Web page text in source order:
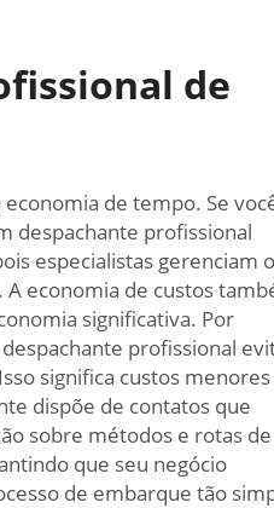
de
de tempo. Se
despachante profissional
especialistas gerenciam
economia de custos
significativa. Por
profissional
significa custos menores
dispõe de contatos que
sobre métodos e rotas de
que seu negócio
de embarque tão